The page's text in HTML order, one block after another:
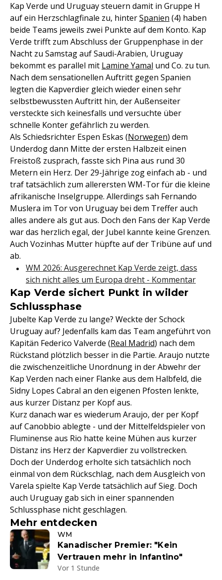
Kap Verde und Uruguay steuern damit in Gruppe H
auf ein Herzschlagfinale zu, hinterSpanien (4) haben
beide Teams jeweils zwei Punkte auf dem Konto. Kap
Verde trifft zum Abschluss der Gruppenphase in der
Nacht zu Samstag auf Saudi-Arabien, Uruguay
bekommt es parallel mit Lamine Yamal und Co. zu tun.
Nach dem sensationellen Auftritt gegen Spanien
legten die Kapverdier gleich wieder einen sehr
selbstbewussten Auftritt hin, der Außenseiter
versteckte sich keinesfalls und versuchte über
schnelle Konter gefährlich zu werden.
Als Schiedsrichter Espen Eskas (Norwegen) dem
Underdog dann Mitte der ersten Halbzeit einen
Freistoß zusprach, fasste sich Pina aus rund 30
Metern ein Herz. Der 29-Jährige zog einfach ab - und
traf tatsächlich zum allerersten WM-Tor für die kleine
afrikanische Inselgruppe. Allerdings sah Fernando
Muslera im Tor von Uruguay bei dem Treffer auch
alles andere als gut aus. Doch den Fans der Kap Verde
war das herzlich egal, der Jubel kannte keine Grenzen.
Auch Vozinhas Mutter hüpfte auf der Tribüne auf und
ab.
WM 2026: Ausgerechnet Kap Verde zeigt, dass
sich nicht alles um Europa dreht - Kommentar
Kap Verde sichert Punkt in wilder
Schlussphase
Jubelte Kap Verde zu lange? Weckte der Schock
Uruguay auf? Jedenfalls kam das Team angeführt von
Kapitän Federico Valverde (Real Madrid) nach dem
Rückstand plötzlich besser in die Partie. Araujo nutzte
die zwischenzeitliche Unordnung in der Abwehr der
Kap Verden nach einer Flanke aus dem Halbfeld, die
Sidny Lopes Cabral an den eigenen Pfosten lenkte,
aus kurzer Distanz per Kopf aus.
Kurz danach war es wiederum Araujo, der per Kopf
auf Canobbio ablegte - und der Mittelfeldspieler von
Fluminense aus Rio hatte keine Mühen aus kurzer
Distanz ins Herz der Kapverdier zu vollstrecken.
Doch der Underdog erholte sich tatsächlich noch
einmal von dem Rückschlag, nach dem Ausgleich von
Varela spielte Kap Verde tatsächlich auf Sieg. Doch
auch Uruguay gab sich in einer spannenden
Schlussphase nicht geschlagen.
Mehr entdecken
WM
Kanadischer Premier: "Kein
Vertrauen mehr in Infantino"
Vor 1 Stunde